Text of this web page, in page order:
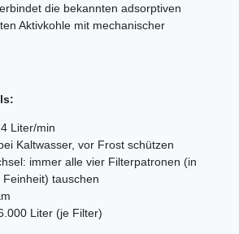
die bekannten adsorptiven
Aktivkohle mit mechanischer
Liter/min
Kaltwasser, vor Frost schützen
immer alle vier Filterpatronen (in
tauschen
Liter (je Filter)